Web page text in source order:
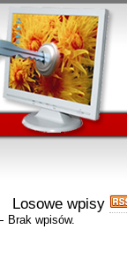
Losowe wpisy
Brak wpisów.